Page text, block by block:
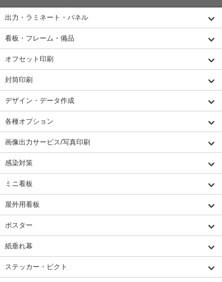
出力・ラミネート・パネル
看板・フレーム・備品
オフセット印刷
封筒印刷
デザイン・データ作成
各種オプション
画像出力サービス/写真印刷
感染対策
ミニ看板
屋外用看板
ポスター
紙垂れ幕
ステッカー・ピクト